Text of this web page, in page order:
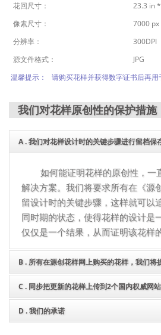
花回尺寸：
23.3 in
像素尺寸：
7000
分辨率：
300DPI
源文件格式：
JPG
温馨提示： 请购买花样并获得数字证书后再用
我们对花样原创性的保护措施
A . 我们对花样设计时的关键步骤进行留档保
如何能证明花样的原创性，一
解决方案。我们将要求所有在《源
留设计时的关键步骤，这样就可以
同时期的状态，使得花样的设计是
仅仅是一个结果，从而证明该花样
B . 所有在源创花样网上购买的花样，我们将
凡是在《源创花样网》上购买的
是使用权还是买断花样，在购买成
购买数字证书图片，您可以下载该
C . 同步把更新的花样上传到2个国内权威网
《源创花样网》上的所有花样我
D . 我们的承诺